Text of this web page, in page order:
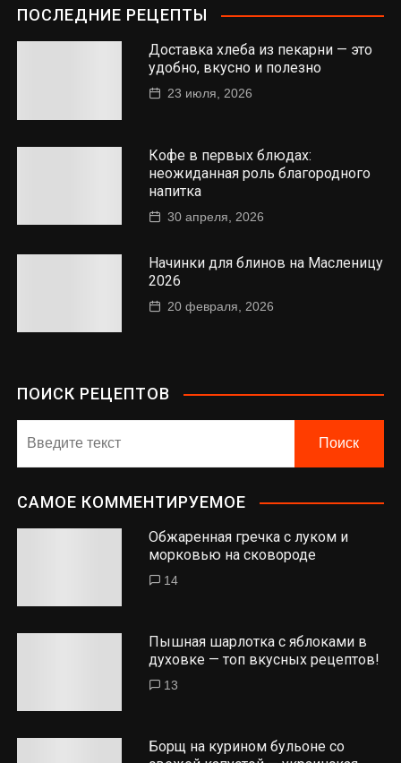
ПОСЛЕДНИЕ РЕЦЕПТЫ
Доставка хлеба из пекарни — это
удобно, вкусно и полезно
23 июля, 2026
Кофе в первых блюдах:
неожиданная роль благородного
напитка
30 апреля, 2026
Начинки для блинов на Масленицу
2026
20 февраля, 2026
ПОИСК РЕЦЕПТОВ
САМОЕ КОММЕНТИРУЕМОЕ
Обжаренная гречка с луком и
морковью на сковороде
14
Пышная шарлотка с яблоками в
духовке — топ вкусных рецептов!
13
Борщ на курином бульоне со